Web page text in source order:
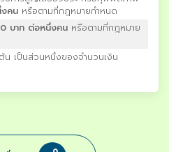
คน หรือตามที่กฎหมายกำหนด
บาท ต่อหนึ่งคน หรือตามที่กฎหมาย
น เป็นส่วนหนึ่งของจำนวนเงิน